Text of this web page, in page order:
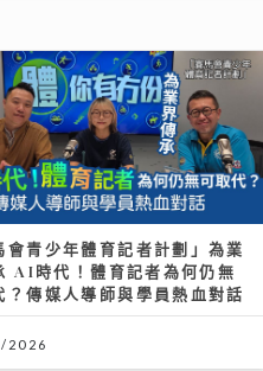
會青少年體育記者計劃」為業
AI時代！體育記者為何仍無
？傳媒人導師與學員熱血對話
2026